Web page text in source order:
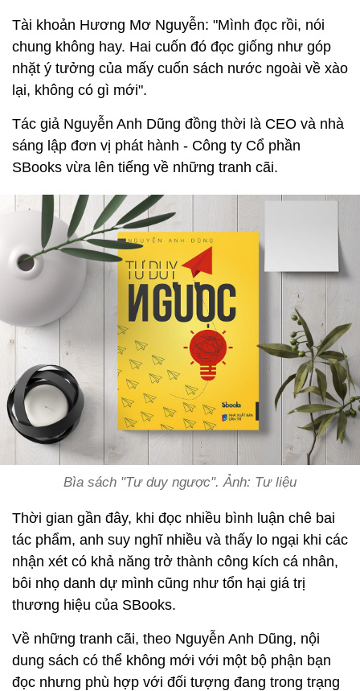
Tài khoản Hương Mơ Nguyễn: "Mình đọc rồi, nói
chung không hay. Hai cuốn đó đọc giống như góp
nhặt ý tưởng của mấy cuốn sách nước ngoài về xào
lại, không có gì mới".
Tác giả Nguyễn Anh Dũng đồng thời là CEO và nhà
sáng lập đơn vị phát hành - Công ty Cổ phần
SBooks vừa lên tiếng về những tranh cãi.
Bìa sách "Tư duy ngược". Ảnh: Tư liệu
Thời gian gần đây, khi đọc nhiều bình luận chê bai
tác phẩm, anh suy nghĩ nhiều và thấy lo ngại khi các
nhận xét có khả năng trở thành công kích cá nhân,
bôi nhọ danh dự mình cũng như tổn hại giá trị
thương hiệu của SBooks.
Về những tranh cãi, theo Nguyễn Anh Dũng, nội
dung sách có thể không mới với một bộ phận bạn
đọc nhưng phù hợp với đối tượng đang trong trạng